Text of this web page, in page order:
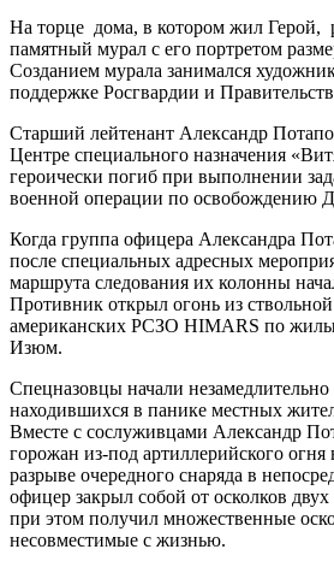
На торце дома, в котором жил Герой,
памятный мурал с его портретом
Созданием мурала занимался
поддержке Росгвардии и
Старший лейтенант Александр
Центре специального назначения
героически погиб при выполнении
военной операции по освобождению
Когда группа офицера Александра
после специальных адресных
маршрута следования их колонны
Противник открыл огонь из
американских РСЗО HIMARS по
Изюм.
Спецназовцы начали незамедлительно
находившихся в панике местных
Вместе с сослуживцами Александр
горожан из-под артиллерийского
разрыве очередного снаряда в
офицер закрыл собой от осколков
при этом получил множественные
несовместимые с жизнью.